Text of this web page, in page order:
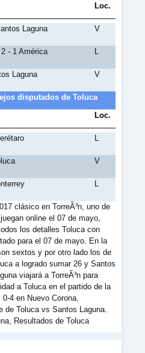
Loc.
Laguna V
- 1 América L
Laguna V
disputados de Toluca
Loc.
L
V
L
clásico en TorreÃ³n, uno de
online el 07 de mayo,
los detalles Toluca con
para el 07 de mayo. En la
sextos y por otro lado los de
a logrado sumar 26 y Santos
viajará a TorreÃ³n para
a Toluca en el partido de la
4 en Nuevo Corona,
de Toluca vs Santos Laguna.
Resultados de Toluca